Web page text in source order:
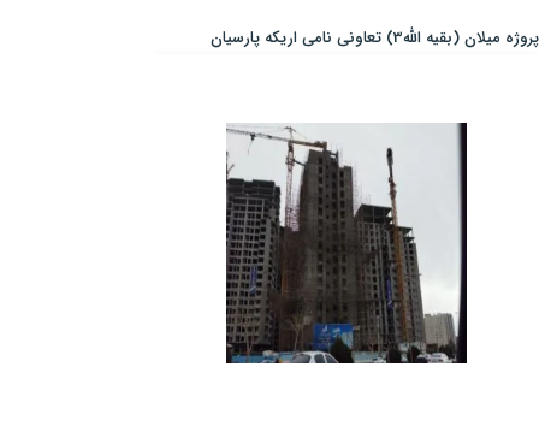
پروژه میلان (بقیه الله3) تعاونی نامی اریکه پارسیان